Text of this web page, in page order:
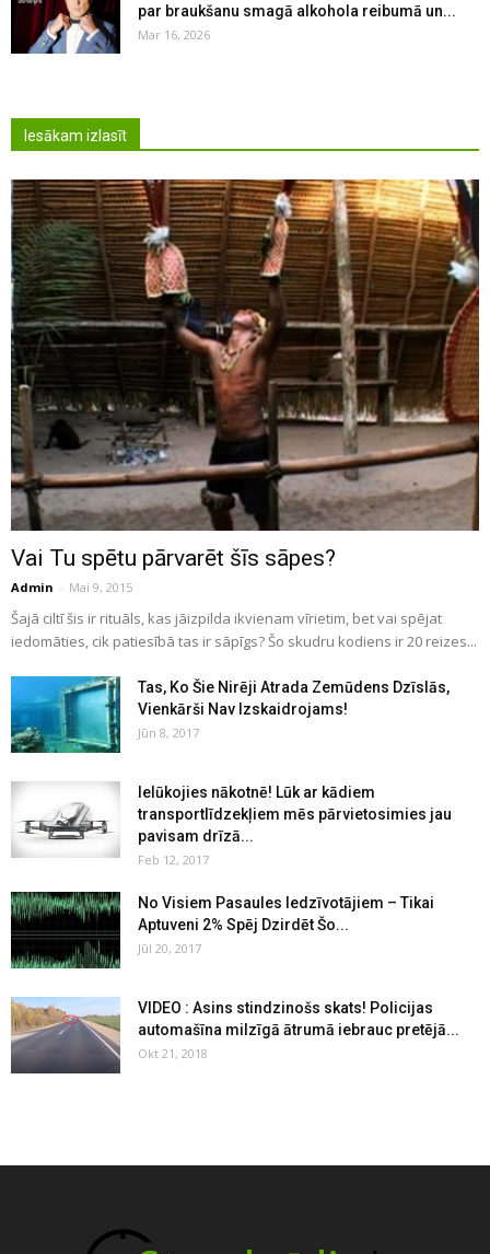
par braukšanu smagā alkohola reibumā un...
Mar 16, 2026
Iesākam izlasīt
Vai Tu spētu pārvarēt šīs sāpes?
Admin - Mai 9, 2015
Šajā ciltī šis ir rituāls, kas jāizpilda ikvienam vīrietim, bet vai spējat
iedomāties, cik patiesībā tas ir sāpīgs? Šo skudru kodiens ir 20 reizes...
Tas, Ko Šie Nirēji Atrada Zemūdens Dzīslās,
Vienkārši Nav Izskaidrojams!
Jūn 8, 2017
Ielūkojies nākotnē! Lūk ar kādiem
transportlīdzekļiem mēs pārvietosimies jau
pavisam drīzā...
Feb 12, 2017
No Visiem Pasaules Iedzīvotājiem – Tikai
Aptuveni 2% Spēj Dzirdēt Šo...
Jūl 20, 2017
VIDEO : Asins stindzinošs skats! Policijas
automašīna milzīgā ātrumā iebrauc pretējā...
Okt 21, 2018